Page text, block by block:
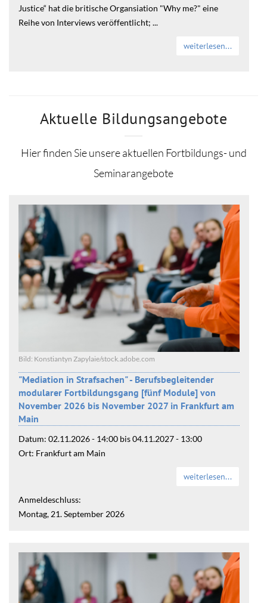
Justice“ hat die britische Organsiation "Why me?" eine
Reihe von Interviews veröffentlicht; ...
weiterlesen...
Aktuelle Bildungsangebote
Hier finden Sie unsere aktuellen Fortbildungs- und
Seminarangebote
Bild: Konstiantyn Zapylaie/stock.adobe.com
"Mediation in Strafsachen" - Berufsbegleitender
modularer Fortbildungsgang [fünf Module] von
November 2026 bis November 2027 in Frankfurt am
Main
Datum: 02.11.2026 - 14:00 bis04.11.2027 - 13:00
Ort: Frankfurt am Main
weiterlesen...
Anmeldeschluss:
Montag, 21. September 2026